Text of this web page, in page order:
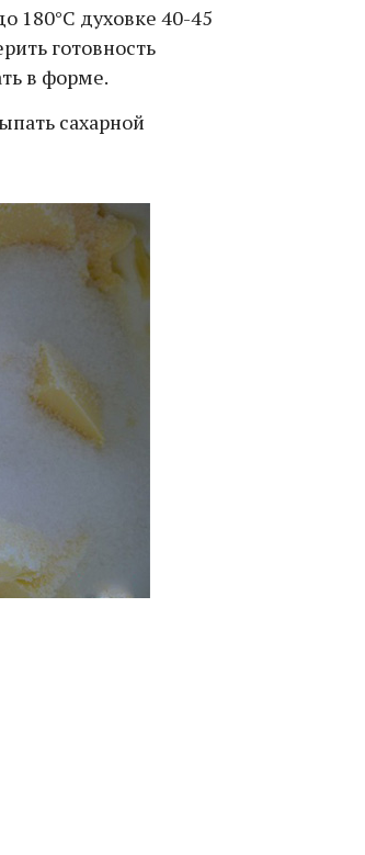
180°С духовке 40-45
готовность
в форме.
сахарной